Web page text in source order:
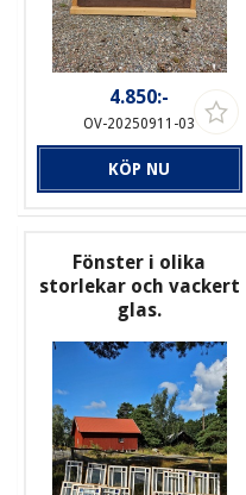
4.850:-
OV-20250911-03
KÖP NU
Fönster i olika
storlekar och vackert
glas.